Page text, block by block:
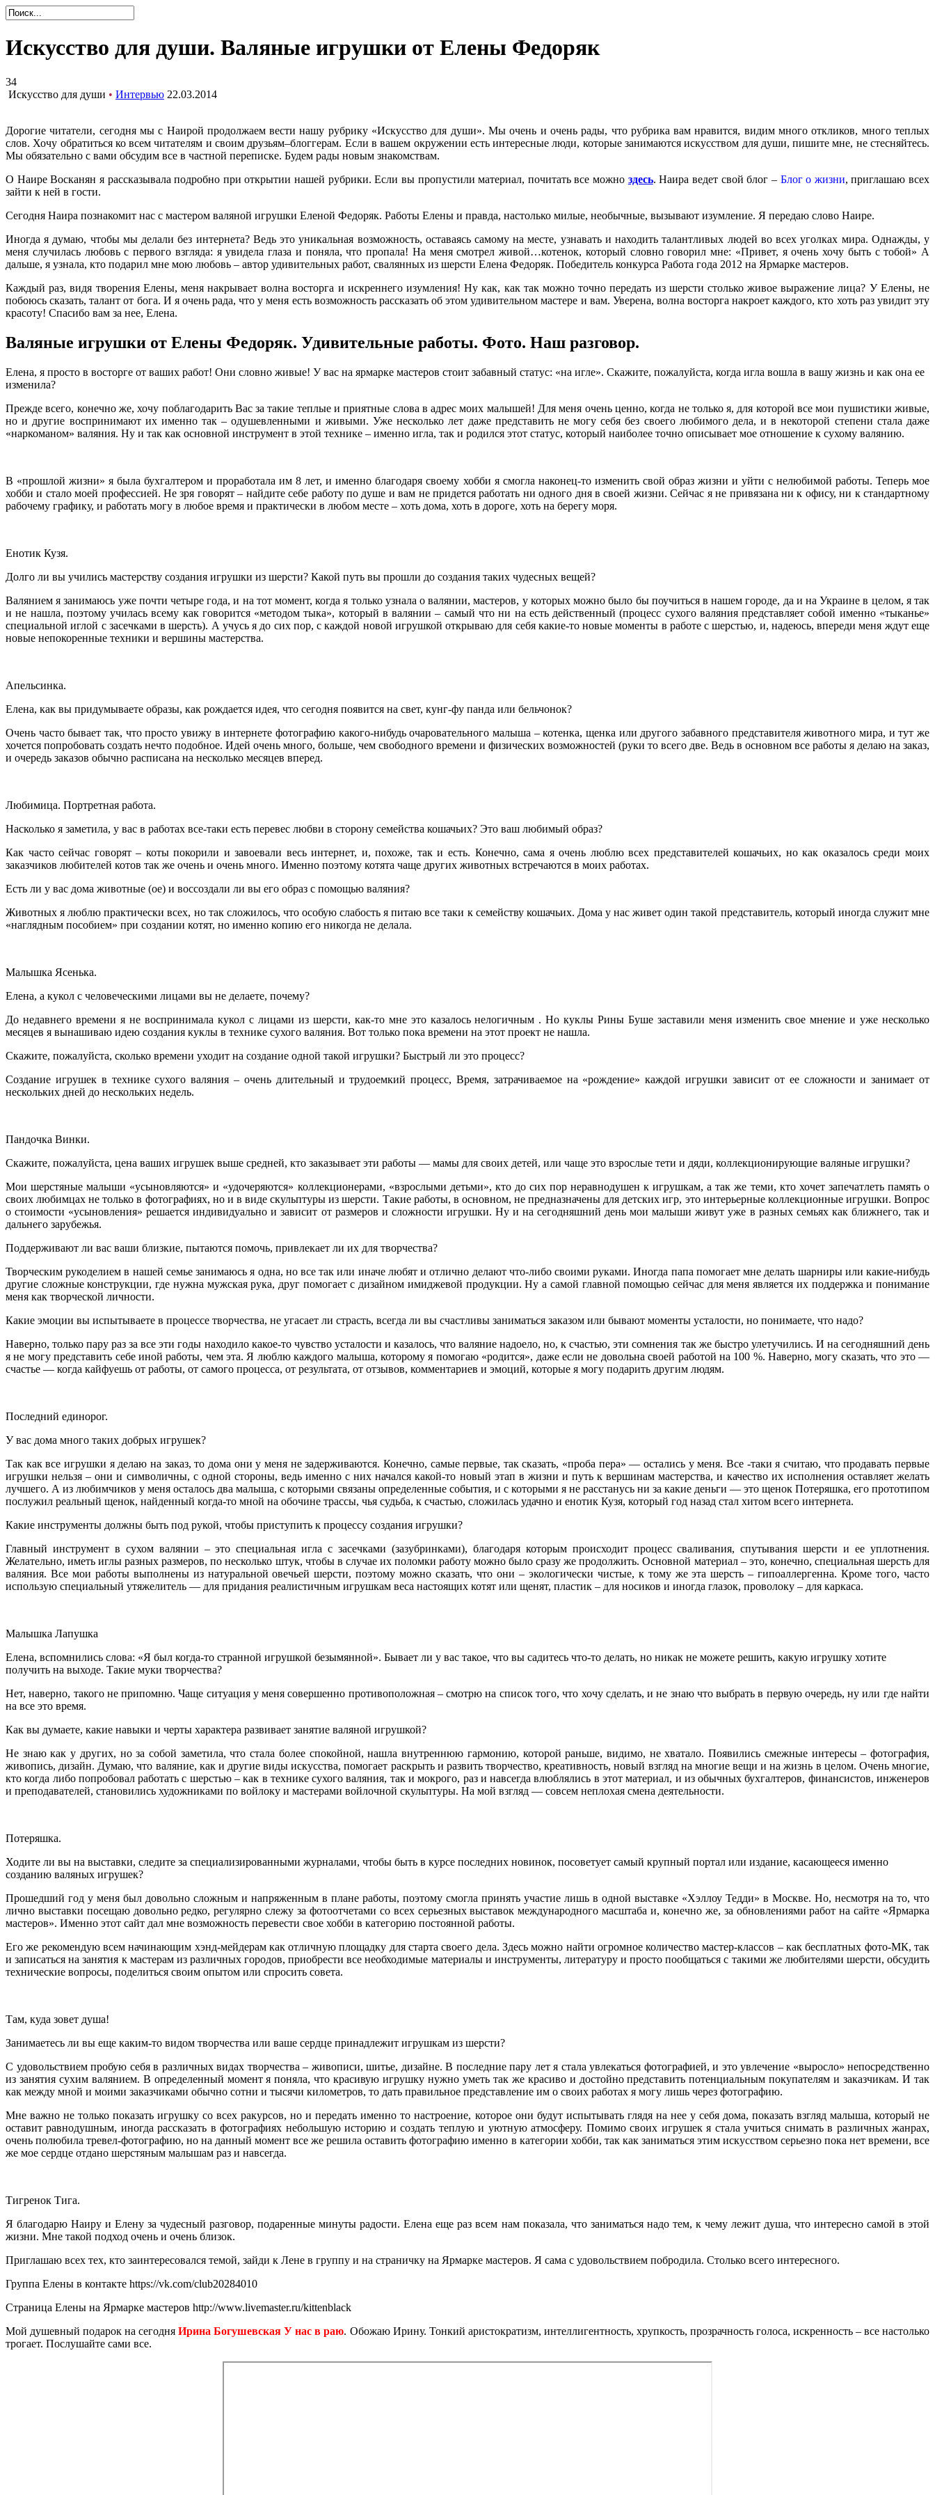
Искусство для души. Валяные игрушки от Елены Федоряк
34
Искусство для души • Интервью 22.03.2014
Дорогие читатели, сегодня мы с Наирой продолжаем вести нашу рубрику «Искусство для души». Мы очень и очень рады, что рубрика вам нравится, видим много откликов, много теплых
слов. Хочу обратиться ко всем читателям и своим друзьям–блоггерам. Если в вашем окружении есть интересные люди, которые занимаются искусством для души, пишите мне, не стесняйтесь.
Мы обязательно с вами обсудим все в частной переписке. Будем рады новым знакомствам.
О Наире Восканян я рассказывала подробно при открытии нашей рубрики. Если вы пропустили материал, почитать все можно здесь. Наира ведет свой блог – Блог о жизни, приглашаю всех
зайти к ней в гости.
Сегодня Наира познакомит нас с мастером валяной игрушки Еленой Федоряк. Работы Елены и правда, настолько милые, необычные, вызывают изумление. Я передаю слово Наире.
Иногда я думаю, чтобы мы делали без интернета? Ведь это уникальная возможность, оставаясь самому на месте, узнавать и находить талантливых людей во всех уголках мира. Однажды, у
меня случилась любовь с первого взгляда: я увидела глаза и поняла, что пропала! На меня смотрел живой…котенок, который словно говорил мне: «Привет, я очень хочу быть с тобой» А
дальше, я узнала, кто подарил мне мою любовь – автор удивительных работ, свалянных из шерсти Елена Федоряк. Победитель конкурса Работа года 2012 на Ярмарке мастеров.
Каждый раз, видя творения Елены, меня накрывает волна восторга и искреннего изумления! Ну как, как так можно точно передать из шерсти столько живое выражение лица? У Елены, не
побоюсь сказать, талант от бога. И я очень рада, что у меня есть возможность рассказать об этом удивительном мастере и вам. Уверена, волна восторга накроет каждого, кто хоть раз увидит эту
красоту! Спасибо вам за нее, Елена.
Валяные игрушки от Елены Федоряк. Удивительные работы. Фото. Наш разговор.
Елена, я просто в восторге от ваших работ! Они словно живые! У вас на ярмарке мастеров стоит забавный статус: «на игле». Скажите, пожалуйста, когда игла вошла в вашу жизнь и как она ее
изменила?
Прежде всего, конечно же, хочу поблагодарить Вас за такие теплые и приятные слова в адрес моих малышей! Для меня очень ценно, когда не только я, для которой все мои пушистики живые,
но и другие воспринимают их именно так – одушевленными и живыми. Уже несколько лет даже представить не могу себя без своего любимого дела, и в некоторой степени стала даже
«наркоманом» валяния. Ну и так как основной инструмент в этой технике – именно игла, так и родился этот статус, который наиболее точно описывает мое отношение к сухому валянию.
В «прошлой жизни» я была бухгалтером и проработала им 8 лет, и именно благодаря своему хобби я смогла наконец-то изменить свой образ жизни и уйти с нелюбимой работы. Теперь мое
хобби и стало моей профессией. Не зря говорят – найдите себе работу по душе и вам не придется работать ни одного дня в своей жизни. Сейчас я не привязана ни к офису, ни к стандартному
рабочему графику, и работать могу в любое время и практически в любом месте – хоть дома, хоть в дороге, хоть на берегу моря.
Енотик Кузя.
Долго ли вы учились мастерству создания игрушки из шерсти? Какой путь вы прошли до создания таких чудесных вещей?
Валянием я занимаюсь уже почти четыре года, и на тот момент, когда я только узнала о валянии, мастеров, у которых можно было бы поучиться в нашем городе, да и на Украине в целом, я так
и не нашла, поэтому училась всему как говорится «методом тыка», который в валянии – самый что ни на есть действенный (процесс сухого валяния представляет собой именно «тыканье»
специальной иглой с засечками в шерсть). А учусь я до сих пор, с каждой новой игрушкой открываю для себя какие-то новые моменты в работе с шерстью, и, надеюсь, впереди меня ждут еще
новые непокоренные техники и вершины мастерства.
Апельсинка.
Елена, как вы придумываете образы, как рождается идея, что сегодня появится на свет, кунг-фу панда или бельчонок?
Очень часто бывает так, что просто увижу в интернете фотографию какого-нибудь очаровательного малыша – котенка, щенка или другого забавного представителя животного мира, и тут же
хочется попробовать создать нечто подобное. Идей очень много, больше, чем свободного времени и физических возможностей (руки то всего две. Ведь в основном все работы я делаю на заказ,
и очередь заказов обычно расписана на несколько месяцев вперед.
Любимица. Портретная работа.
Насколько я заметила, у вас в работах все-таки есть перевес любви в сторону семейства кошачьих? Это ваш любимый образ?
Как часто сейчас говорят – коты покорили и завоевали весь интернет, и, похоже, так и есть. Конечно, сама я очень люблю всех представителей кошачьих, но как оказалось среди моих
заказчиков любителей котов так же очень и очень много. Именно поэтому котята чаще других животных встречаются в моих работах.
Есть ли у вас дома животные (ое) и воссоздали ли вы его образ с помощью валяния?
Животных я люблю практически всех, но так сложилось, что особую слабость я питаю все таки к семейству кошачьих. Дома у нас живет один такой представитель, который иногда служит мне
«наглядным пособием» при создании котят, но именно копию его никогда не делала.
Малышка Ясенька.
Елена, а кукол с человеческими лицами вы не делаете, почему?
До недавнего времени я не воспринимала кукол с лицами из шерсти, как-то мне это казалось нелогичным . Но куклы Рины Буше заставили меня изменить свое мнение и уже несколько
месяцев я вынашиваю идею создания куклы в технике сухого валяния. Вот только пока времени на этот проект не нашла.
Скажите, пожалуйста, сколько времени уходит на создание одной такой игрушки? Быстрый ли это процесс?
Создание игрушек в технике сухого валяния – очень длительный и трудоемкий процесс, Время, затрачиваемое на «рождение» каждой игрушки зависит от ее сложности и занимает от
нескольких дней до нескольких недель.
Пандочка Винки.
Скажите, пожалуйста, цена ваших игрушек выше средней, кто заказывает эти работы — мамы для своих детей, или чаще это взрослые тети и дяди, коллекционирующие валяные игрушки?
Мои шерстяные малыши «усыновляются» и «удочеряются» коллекционерами, «взрослыми детьми», кто до сих пор неравнодушен к игрушкам, а так же теми, кто хочет запечатлеть память о
своих любимцах не только в фотографиях, но и в виде скульптуры из шерсти. Такие работы, в основном, не предназначены для детских игр, это интерьерные коллекционные игрушки. Вопрос
о стоимости «усыновления» решается индивидуально и зависит от размеров и сложности игрушки. Ну и на сегодняшний день мои малыши живут уже в разных семьях как ближнего, так и
дальнего зарубежья.
Поддерживают ли вас ваши близкие, пытаются помочь, привлекает ли их для творчества?
Творческим рукоделием в нашей семье занимаюсь я одна, но все так или иначе любят и отлично делают что-либо своими руками. Иногда папа помогает мне делать шарниры или какие-нибудь
другие сложные конструкции, где нужна мужская рука, друг помогает с дизайном имиджевой продукции. Ну а самой главной помощью сейчас для меня является их поддержка и понимание
меня как творческой личности.
Какие эмоции вы испытываете в процессе творчества, не угасает ли страсть, всегда ли вы счастливы заниматься заказом или бывают моменты усталости, но понимаете, что надо?
Наверно, только пару раз за все эти годы находило какое-то чувство усталости и казалось, что валяние надоело, но, к счастью, эти сомнения так же быстро улетучились. И на сегодняшний день
я не могу представить себе иной работы, чем эта. Я люблю каждого малыша, которому я помогаю «родится», даже если не довольна своей работой на 100 %. Наверно, могу сказать, что это —
счастье — когда кайфуешь от работы, от самого процесса, от результата, от отзывов, комментариев и эмоций, которые я могу подарить другим людям.
Последний единорог.
У вас дома много таких добрых игрушек?
Так как все игрушки я делаю на заказ, то дома они у меня не задерживаются. Конечно, самые первые, так сказать, «проба пера» — остались у меня. Все -таки я считаю, что продавать первые
игрушки нельзя – они и символичны, с одной стороны, ведь именно с них начался какой-то новый этап в жизни и путь к вершинам мастерства, и качество их исполнения оставляет желать
лучшего. А из любимчиков у меня осталось два малыша, с которыми связаны определенные события, и с которыми я не расстанусь ни за какие деньги — это щенок Потеряшка, его прототипом
послужил реальный щенок, найденный когда-то мной на обочине трассы, чья судьба, к счастью, сложилась удачно и енотик Кузя, который год назад стал хитом всего интернета.
Какие инструменты должны быть под рукой, чтобы приступить к процессу создания игрушки?
Главный инструмент в сухом валянии – это специальная игла с засечками (зазубринками), благодаря которым происходит процесс сваливания, спутывания шерсти и ее уплотнения.
Желательно, иметь иглы разных размеров, по несколько штук, чтобы в случае их поломки работу можно было сразу же продолжить. Основной материал – это, конечно, специальная шерсть для
валяния. Все мои работы выполнены из натуральной овечьей шерсти, поэтому можно сказать, что они – экологически чистые, к тому же эта шерсть – гипоаллергенна. Кроме того, часто
использую специальный утяжелитель — для придания реалистичным игрушкам веса настоящих котят или щенят, пластик – для носиков и иногда глазок, проволоку – для каркаса.
Малышка Лапушка
Елена, вспомнились слова: «Я был когда-то странной игрушкой безымянной». Бывает ли у вас такое, что вы садитесь что-то делать, но никак не можете решить, какую игрушку хотите
получить на выходе. Такие муки творчества?
Нет, наверно, такого не припомню. Чаще ситуация у меня совершенно противоположная – смотрю на список того, что хочу сделать, и не знаю что выбрать в первую очередь, ну или где найти
на все это время.
Как вы думаете, какие навыки и черты характера развивает занятие валяной игрушкой?
Не знаю как у других, но за собой заметила, что стала более спокойной, нашла внутреннюю гармонию, которой раньше, видимо, не хватало. Появились смежные интересы – фотография,
живопись, дизайн. Думаю, что валяние, как и другие виды искусства, помогает раскрыть и развить творчество, креативность, новый взгляд на многие вещи и на жизнь в целом. Очень многие,
кто когда либо попробовал работать с шерстью – как в технике сухого валяния, так и мокрого, раз и навсегда влюблялись в этот материал, и из обычных бухгалтеров, финансистов, инженеров
и преподавателей, становились художниками по войлоку и мастерами войлочной скульптуры. На мой взгляд — совсем неплохая смена деятельности.
Потеряшка.
Ходите ли вы на выставки, следите за специализированными журналами, чтобы быть в курсе последних новинок, посоветует самый крупный портал или издание, касающееся именно
созданию валяных игрушек?
Прошедший год у меня был довольно сложным и напряженным в плане работы, поэтому смогла принять участие лишь в одной выставке «Хэллоу Тедди» в Москве. Но, несмотря на то, что
лично выставки посещаю довольно редко, регулярно слежу за фотоотчетами со всех серьезных выставок международного масштаба и, конечно же, за обновлениями работ на сайте «Ярмарка
мастеров». Именно этот сайт дал мне возможность перевести свое хобби в категорию постоянной работы.
Его же рекомендую всем начинающим хэнд-мейдерам как отличную площадку для старта своего дела. Здесь можно найти огромное количество мастер-классов – как бесплатных фото-МК, так
и записаться на занятия к мастерам из различных городов, приобрести все необходимые материалы и инструменты, литературу и просто пообщаться с такими же любителями шерсти, обсудить
технические вопросы, поделиться своим опытом или спросить совета.
Там, куда зовет душа!
Занимаетесь ли вы еще каким-то видом творчества или ваше сердце принадлежит игрушкам из шерсти?
С удовольствием пробую себя в различных видах творчества – живописи, шитье, дизайне. В последние пару лет я стала увлекаться фотографией, и это увлечение «выросло» непосредственно
из занятия сухим валянием. В определенный момент я поняла, что красивую игрушку нужно уметь так же красиво и достойно представить потенциальным покупателям и заказчикам. И так
как между мной и моими заказчиками обычно сотни и тысячи километров, то дать правильное представление им о своих работах я могу лишь через фотографию.
Мне важно не только показать игрушку со всех ракурсов, но и передать именно то настроение, которое они будут испытывать глядя на нее у себя дома, показать взгляд малыша, который не
оставит равнодушным, иногда рассказать в фотографиях небольшую историю и создать теплую и уютную атмосферу. Помимо своих игрушек я стала учиться снимать в различных жанрах,
очень полюбила тревел-фотографию, но на данный момент все же решила оставить фотографию именно в категории хобби, так как заниматься этим искусством серьезно пока нет времени, все
же мое сердце отдано шерстяным малышам раз и навсегда.
Тигренок Тига.
Я благодарю Наиру и Елену за чудесный разговор, подаренные минуты радости. Елена еще раз всем нам показала, что заниматься надо тем, к чему лежит душа, что интересно самой в этой
жизни. Мне такой подход очень и очень близок.
Приглашаю всех тех, кто заинтересовался темой, зайди к Лене в группу и на страничку на Ярмарке мастеров. Я сама с удовольствием побродила. Столько всего интересного.
Группа Елены в контакте https://vk.com/club20284010
Страница Елены на Ярмарке мастеров http://www.livemaster.ru/kittenblack
Мой душевный подарок на сегодняИрина Богушевская У нас в раю. Обожаю Ирину. Тонкий аристократизм, интеллигентность, хрупкость, прозрачность голоса, искренность – все настолько
трогает. Послушайте сами все.